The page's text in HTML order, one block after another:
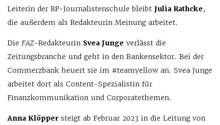
Leiterin der RP-Journalistenschule bleibt Julia Rathcke,
die außerdem als Redakteurin Meinung arbeitet.
Die FAZ-Redakteurin Svea Junge verlässt die
Zeitungsbranche und geht in den Bankensektor. Bei der
Commerzbank heuert sie im #teamyellow an. Svea Junge
arbeitet dort als Content-Spezialistin für
Finanzkommunikation und Corporatethemen.
Anna Klöpper steigt ab Februar 2023 in die Leitung von